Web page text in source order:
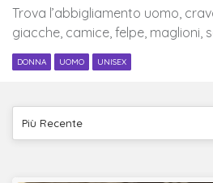
Trova l’abbigliamento uomo,
giacche, camice, felpe, maglioni,
DONNA UOMO UNISEX
Più Recente